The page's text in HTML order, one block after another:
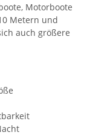
Motorboote
Metern und
auch größere